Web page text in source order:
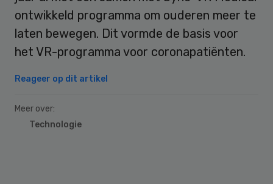
ontwikkeld programma om ouderen meer te
laten bewegen. Dit vormde de basis voor
het VR-programma voor coronapatiënten.
Reageer op dit artikel
Meer over:
Technologie